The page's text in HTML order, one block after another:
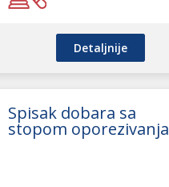
Detaljnije
Spisak dobara sa
stopom oporezivanja